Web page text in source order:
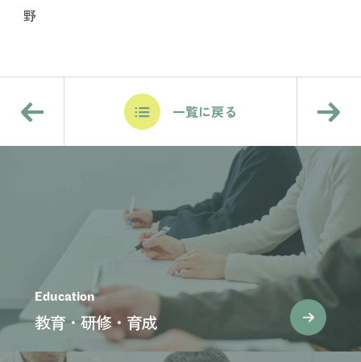
野
一覧に戻る
Education
教育・研修・育成